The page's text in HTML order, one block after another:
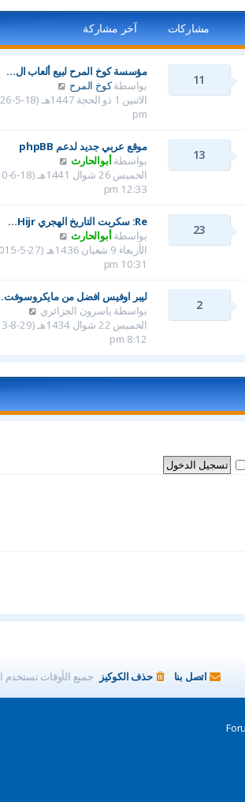
ر
خ
م
ا
ك
مشاركات آخر مشاركة
11
مؤسسة كوخ المرح لبيع ألعاب ال…
بواسطةكوخ المرح
ا
خ
ر
ر
ة
pm
13
موقع عربي جديد لدعم phpBB
بواسطةأبوالحارث
ا
خ
ر
م
ر
ك
ة
12:33 pm
23
Re: سكربت التاريخ الهجري Hijr…
بواسطةأبوالحارث
ا
خ
ر
ا
ر
10:31 pm
2
ليبر اوفيس افضل من
بواسطة ياسرون الجزائري
ا
آ
خ
ر
م
8:12 pm
جميع الأوقات تستخدم حذف الكوكيز اتصل بنا